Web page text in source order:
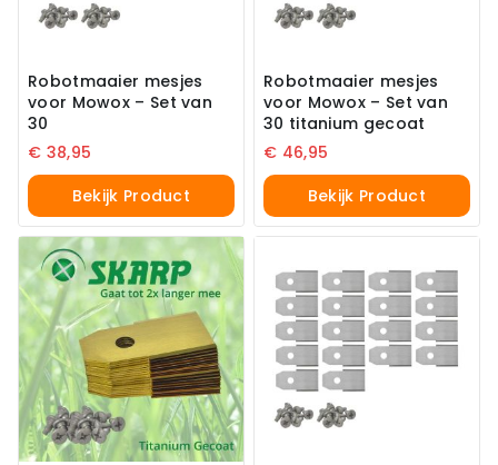
Robotmaaier mesjes
voor Mowox – Set van
30
€ 38,95
Bekijk Product
Robotmaaier mesjes
voor Mowox – Set van
30 titanium gecoat
€ 46,95
Bekijk Product